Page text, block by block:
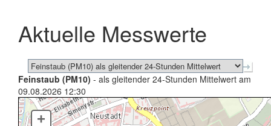
schließen
Aktuelle Messwerte
Feinstaub (PM10) - als gleitender 24-Stunden Mittelwert am
09.08.2026 12:30
+